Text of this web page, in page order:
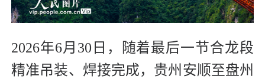
2026年6月30日，随着最后一节合龙段
精准吊装、焊接完成，贵州安顺至盘州